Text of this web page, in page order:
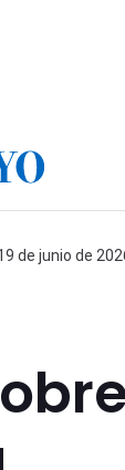
de junio de